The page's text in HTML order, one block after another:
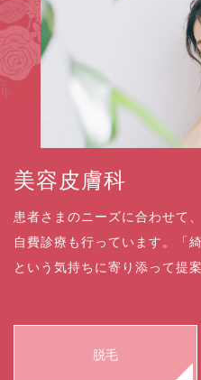
美容皮膚科
患者さまのニーズに合わせて、
自費診療も行っています。「
という気持ちに寄り添って提
脱毛